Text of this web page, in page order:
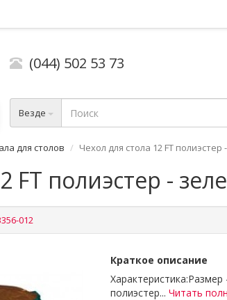
(044) 502 53 73
Везде
для столов Чехол для стола 12 FT полиэстер
FT полиэстер -
012
Краткое описание
полиэстер... Читать